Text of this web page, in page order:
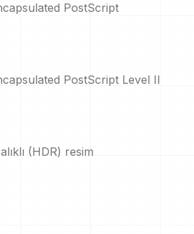
PostScript
PostScript Level II
(HDR) resim